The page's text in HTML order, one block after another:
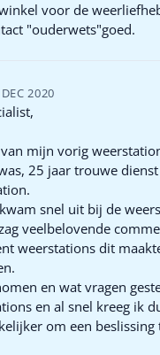
voor de
"ouderwets"goed.
2020
mijn vorig
25 jaar trouwe
snel uit bij de
veelbelovende
weerstations dit
en wat vragen
en al snel kreeg ik
om een